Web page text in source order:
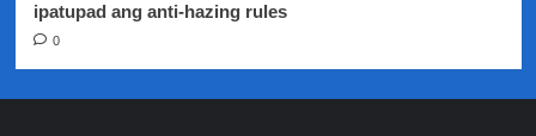
ipatupad ang anti-hazing rules
0